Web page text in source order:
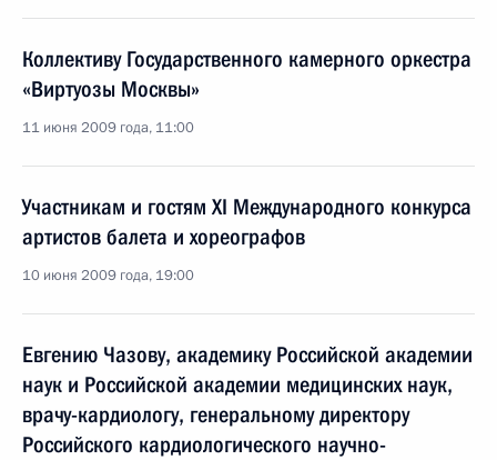
Коллективу Государственного камерного оркестра
«Виртуозы Москвы»
11 июня 2009 года, 11:00
Участникам и гостям XI Международного конкурса
артистов балета и хореографов
10 июня 2009 года, 19:00
Евгению Чазову, академику Российской академии
наук и Российской академии медицинских наук,
врачу-кардиологу, генеральному директору
Российского кардиологического научно-